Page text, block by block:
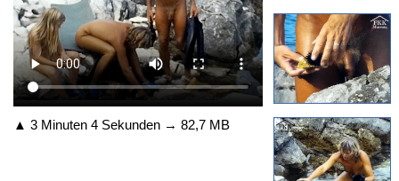
▲ 3 Minuten 4 Sekunden → 82,7 MB